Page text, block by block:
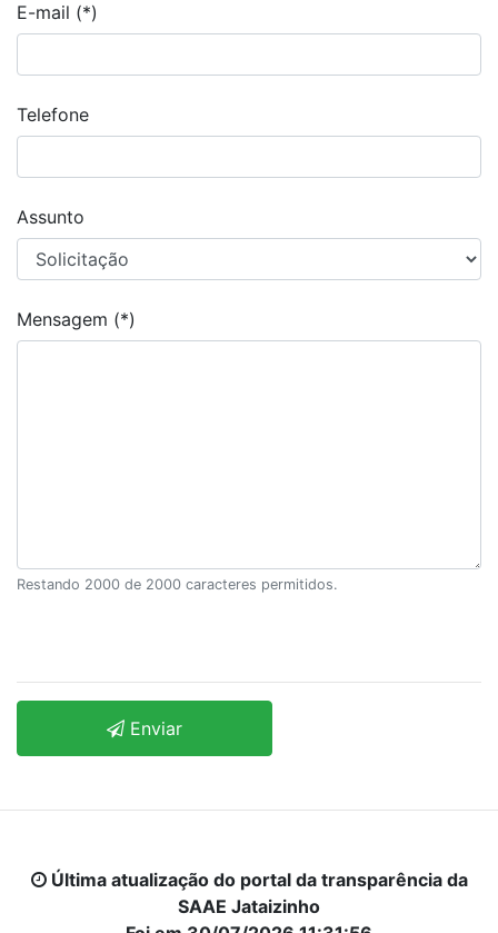
E-mail (*)
Telefone
Assunto
Mensagem (*)
Restando 2000 de 2000 caracteres permitidos.
Enviar
Última atualização do portal da transparência da
SAAE Jataizinho